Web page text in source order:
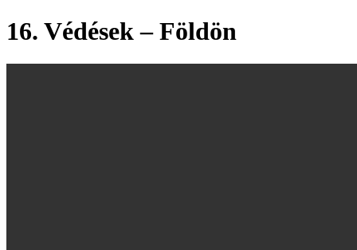
16. Védések – Földön